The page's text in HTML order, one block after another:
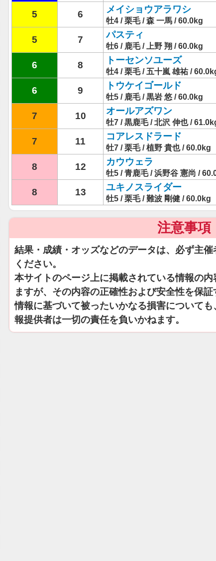
5 6 メイショウアラワシ
牡4 / 栗毛 / 森 一馬 / 60.0kg
5 7 パスティ
牡6 / 鹿毛 / 上野 翔 / 60.0kg
6 8 トーセンソユーズ
牡4 / 栗毛 / 五十嵐 雄祐 /
6 9 トウケイゴールド
牡5 / 鹿毛 / 黒岩 悠 / 60.0kg
7 10 オールアズワン
牡7 / 黒鹿毛 / 北沢 伸也 /
7 11 コアレスドラード
牡7 / 栗毛 / 植野 貴也 / 60.0kg
8 12 カウウェラ
牡5 / 青鹿毛 / 浜野谷 憲尚 /
8 13 ユキノスライダー
牡5 / 栗毛 / 難波 剛健 / 60.0kg
注意事項
結果・成績・オッズなどのデータは、必ず主
ください。
本サイトのページ上に掲載されている情報の
ますが、その内容の正確性および安全性を保
情報に基づいて被ったいかなる損害について
報提供者は一切の責任を負いかねます。